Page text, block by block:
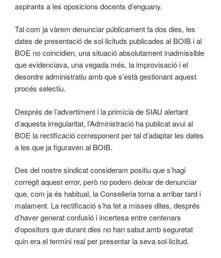
aspirants a les oposicions docents d’enguany.
Tal com ja vàrem denunciar públicament fa dos dies, les
dates de presentació de sol·licituds publicades al BOIB i al
BOE no coincidien, una situació absolutament inadmissible
que evidenciava, una vegada més, la improvisació i el
desordre administratiu amb què s’està gestionant aquest
procés selectiu.
Després de l’advertiment i la primícia de SIAU alertant
d’aquesta irregularitat, l’Administració ha publicat avui al
BOE la rectificació corresponent per tal d’adaptar les dates
a les que ja figuraven al BOIB.
Des del nostre sindicat consideram positiu que s’hagi
corregit aquest error, però no podem deixar de denunciar
que, com ja és habitual, la Conselleria torna a arribar tard i
malament. La rectificació s’ha fet a misses dites, després
d’haver generat confusió i incertesa entre centenars
d’opositors que durant dies no han sabut amb seguretat
quin era el termini real per presentar la seva sol·licitud.